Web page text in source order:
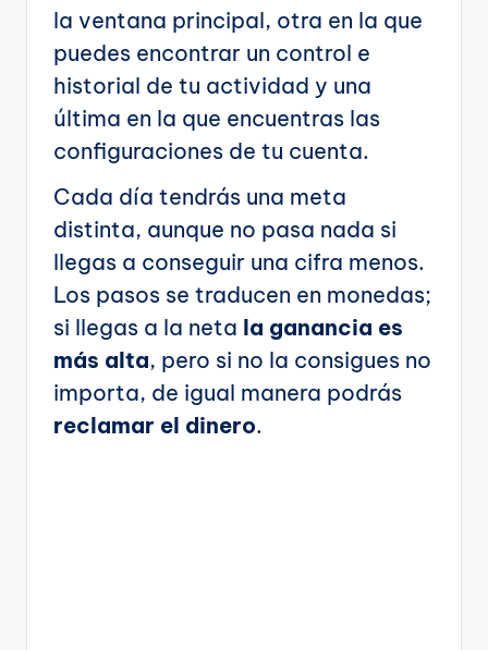
la ventana principal, otra en la que
puedes encontrar un control e
historial de tu actividad y una
última en la que encuentras las
configuraciones de tu cuenta.
Cada día tendrás una meta
distinta, aunque no pasa nada si
llegas a conseguir una cifra menos.
Los pasos se traducen en monedas;
si llegas a la neta la ganancia es
más alta, pero si no la consigues no
importa, de igual manera podrás
reclamar el dinero.